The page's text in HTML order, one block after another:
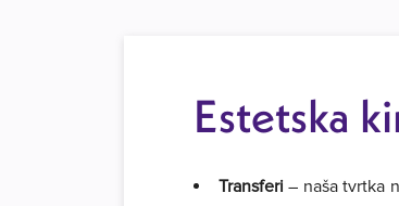
Estetska
Transferi – naša tvrtka